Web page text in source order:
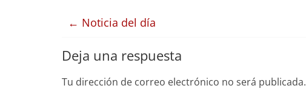
← Noticia del día
Deja una respuesta
Tu dirección de correo electrónico no será publicada.